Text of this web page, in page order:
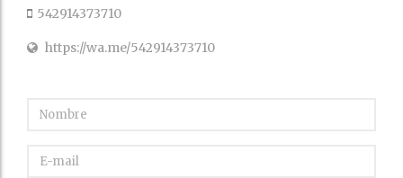
542914373710
https://wa.me/542914373710